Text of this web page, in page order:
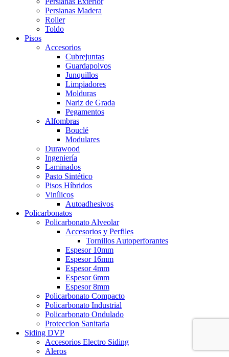
Persianas Madera
Roller
Toldo
Pisos
Accesorios
Cubrejuntas
Guardapolvos
Junquillos
Limpiadores
Molduras
Nariz de Grada
Pegamentos
Alfombras
Bouclé
Modulares
Durawood
Ingeniería
Laminados
Pasto Sintético
Pisos Híbridos
Vinílicos
Autoadhesivos
Policarbonatos
Policarbonato Alveolar
Accesorios y Perfiles
Tornillos Autoperforantes
Espesor 10mm
Espesor 16mm
Espesor 4mm
Espesor 6mm
Espesor 8mm
Policarbonato Compacto
Policarbonato Industrial
Policarbonato Ondulado
Proteccion Sanitaria
Siding DVP
Accesorios Electro Siding
Aleros